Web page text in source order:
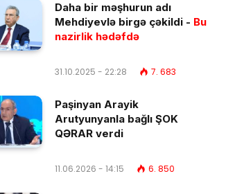
Daha bir məşhurun adı
Mehdiyevlə birgə çəkildi - Bu
nazirlik hədəfdə
31.10.2025 - 22:28 7. 683
Paşinyan Arayik
Arutyunyanla bağlı ŞOK
QƏRAR verdi
11.06.2026 - 14:15 6. 850